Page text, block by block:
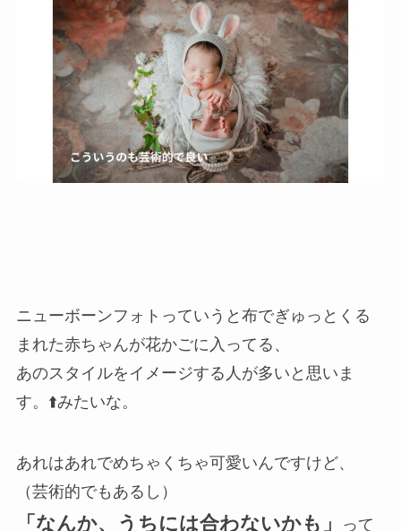
ニューボーンフォトっていうと布でぎゅっとくる
まれた赤ちゃんが花かごに入ってる、
あのスタイルをイメージする人が多いと思いま
す。⬆️みたいな。
あれはあれでめちゃくちゃ可愛いんですけど、
（芸術的でもあるし）
「なんか、うちには合わないかも」 って